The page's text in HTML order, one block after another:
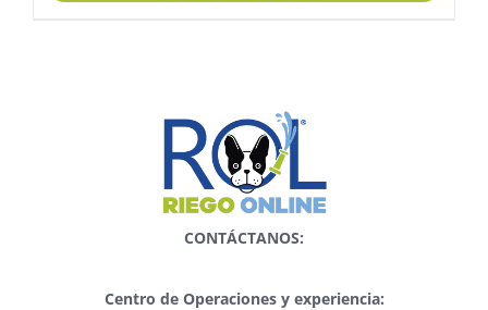
CONTÁCTANOS:
Centro de Operaciones y experiencia: